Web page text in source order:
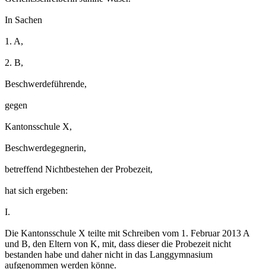
In Sachen
1. A,
2. B,
Beschwerdeführende,
gegen
Kantonsschule X,
Beschwerdegegnerin,
betreffend Nichtbestehen der Probezeit,
hat sich ergeben:
I.
Die Kantonsschule X teilte mit Schreiben vom 1. Februar 2013 A
und B, den Eltern von K, mit, dass dieser die Probezeit nicht
bestanden habe und daher nicht in das Langgymnasium
aufgenommen werden könne.